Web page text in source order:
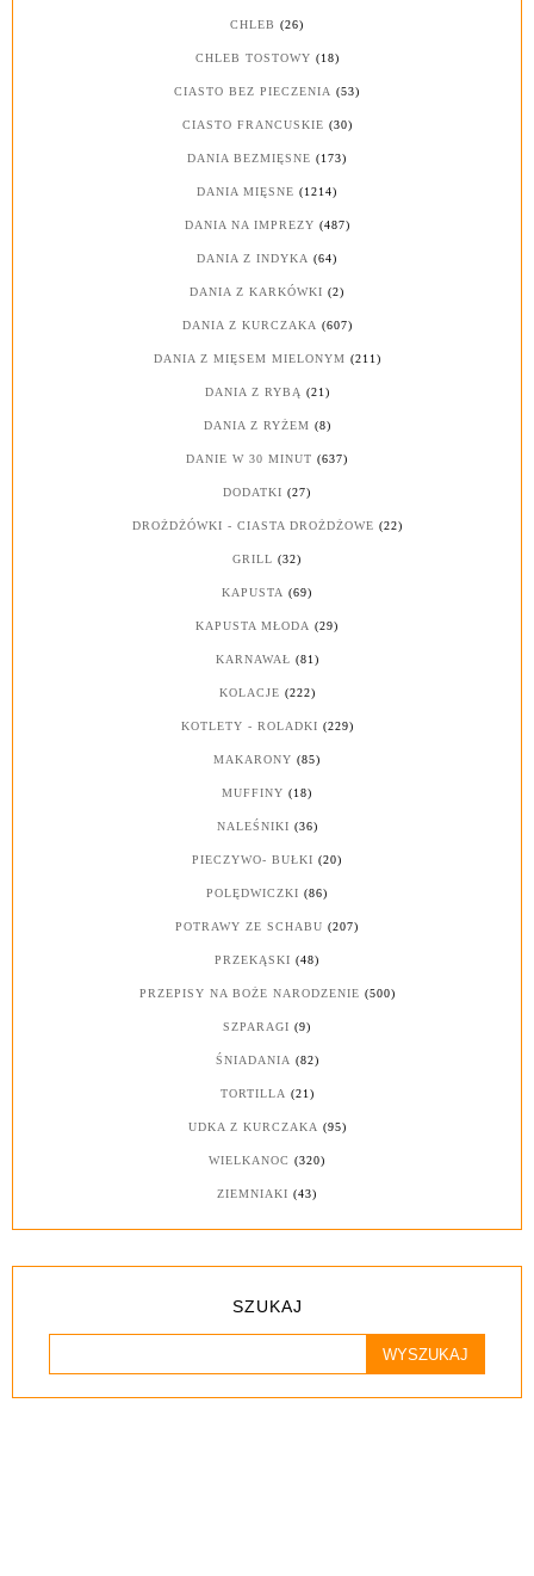
CHLEB (26)
CHLEB TOSTOWY (18)
CIASTO BEZ PIECZENIA (53)
CIASTO FRANCUSKIE (30)
DANIA BEZMIĘSNE (173)
DANIA MIĘSNE (1214)
DANIA NA IMPREZY (487)
DANIA Z INDYKA (64)
DANIA Z KARKÓWKI (2)
DANIA Z KURCZAKA (607)
DANIA Z MIĘSEM MIELONYM (211)
DANIA Z RYBĄ (21)
DANIA Z RYŻEM (8)
DANIE W 30 MINUT (637)
DODATKI (27)
DROŻDŻÓWKI - CIASTA DROŻDŻOWE (22)
GRILL (32)
KAPUSTA (69)
KAPUSTA MŁODA (29)
KARNAWAŁ (81)
KOLACJE (222)
KOTLETY - ROLADKI (229)
MAKARONY (85)
MUFFINY (18)
NALEŚNIKI (36)
PIECZYWO- BUŁKI (20)
POLĘDWICZKI (86)
POTRAWY ZE SCHABU (207)
PRZEKĄSKI (48)
PRZEPISY NA BOŻE NARODZENIE (500)
SZPARAGI (9)
ŚNIADANIA (82)
TORTILLA (21)
UDKA Z KURCZAKA (95)
WIELKANOC (320)
ZIEMNIAKI (43)
SZUKAJ